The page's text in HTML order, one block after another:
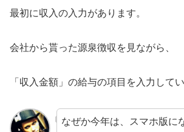
最初に収入の入力があります。
会社から貰った源泉徴収を見ながら、
「収入金額」の給与の項目を入力してい
なぜか今年は、スマホ版に